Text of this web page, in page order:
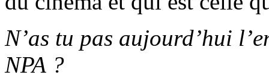
N’as tu pas aujourd’hui
NPA ?